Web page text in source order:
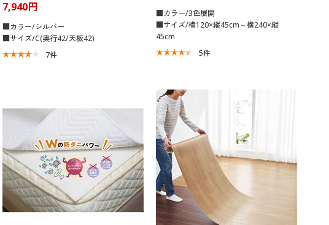
7,940円
■カラー/シルバー
■サイズ/C(奥行42/天板42)
7件
■カラー/3色展開
■サイズ/横120×縦45cm～横240×縦
45cm
5件